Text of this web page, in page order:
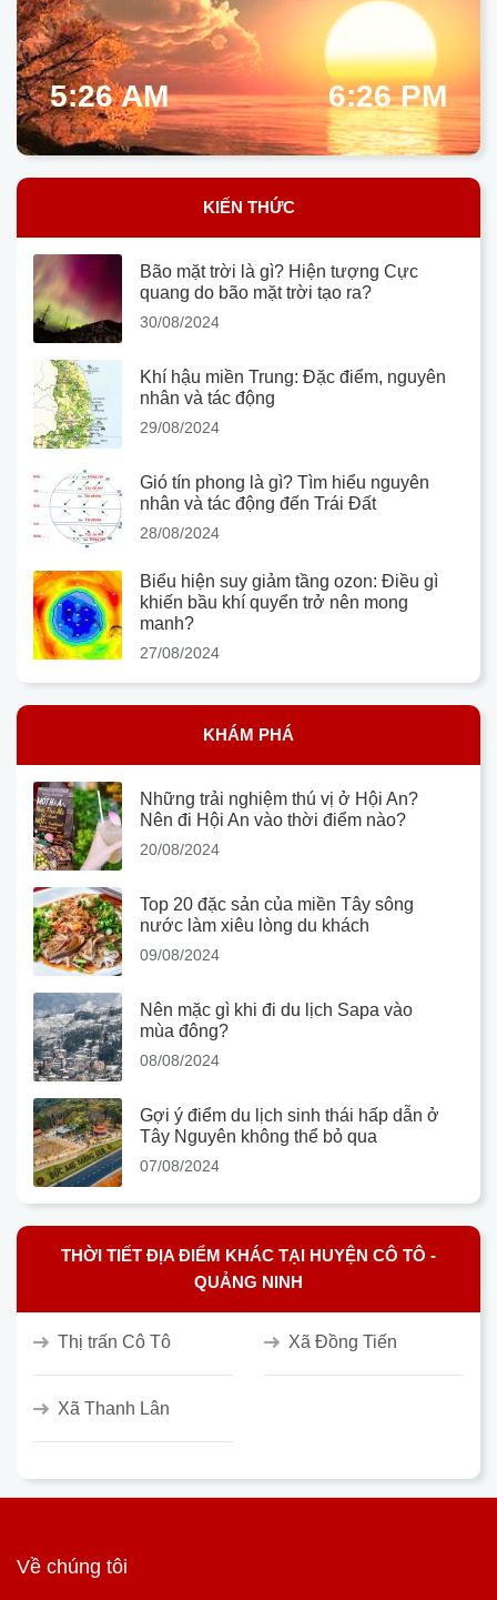
5:26 AM 6:26 PM
KIẾN THỨC
Bão mặt trời là gì? Hiện tượng Cực
quang do bão mặt trời tạo ra?
30/08/2024
Khí hậu miền Trung: Đặc điểm, nguyên
nhân và tác động
29/08/2024
Gió tín phong là gì? Tìm hiểu nguyên
nhân và tác động đến Trái Đất
28/08/2024
Biểu hiện suy giảm tầng ozon: Điều gì
khiến bầu khí quyển trở nên mong
manh?
27/08/2024
KHÁM PHÁ
Những trải nghiệm thú vị ở Hội An?
Nên đi Hội An vào thời điểm nào?
20/08/2024
Top 20 đặc sản của miền Tây sông
nước làm xiêu lòng du khách
09/08/2024
Nên mặc gì khi đi du lịch Sapa vào
mùa đông?
08/08/2024
Gợi ý điểm du lịch sinh thái hấp dẫn ở
Tây Nguyên không thể bỏ qua
07/08/2024
THỜI TIẾT ĐỊA ĐIỂM KHÁC TẠI HUYỆN CÔ TÔ -
QUẢNG NINH
Thị trấn Cô Tô Xã Đồng Tiến
Xã Thanh Lân
Về chúng tôi